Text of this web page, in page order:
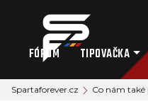
FÓRUM TIPOVAČKA
Spartaforever.cz Co nám také